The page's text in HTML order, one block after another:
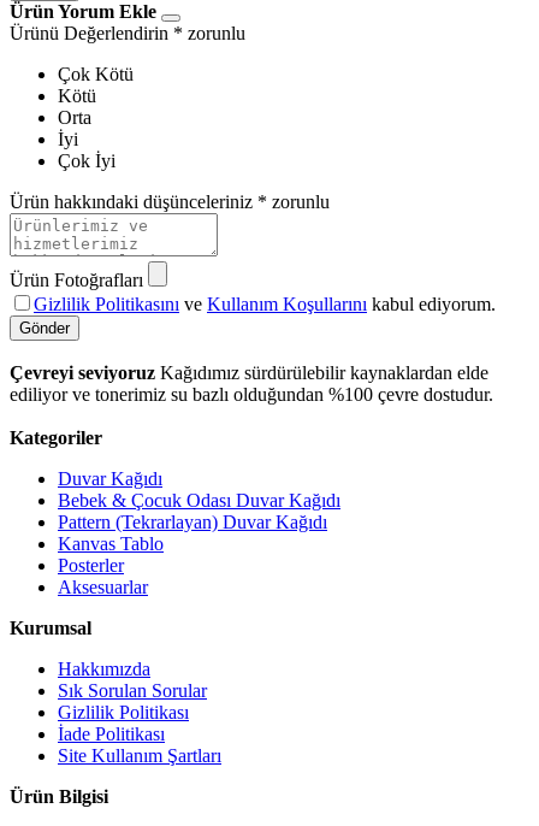
Ürün Yorum Ekle
Ürünü Değerlendirin * zorunlu
Çok Kötü
Kötü
Orta
İyi
Çok İyi
Ürün hakkındaki düşünceleriniz * zorunlu
Ürün Fotoğrafları
Gizlilik Politikasını ve Kullanım Koşullarını kabul ediyorum.
Gönder
Çevreyi seviyoruz Kağıdımız sürdürülebilir kaynaklardan elde
ediliyor ve tonerimiz su bazlı olduğundan %100 çevre dostudur.
Kategoriler
Duvar Kağıdı
Bebek & Çocuk Odası Duvar Kağıdı
Pattern (Tekrarlayan) Duvar Kağıdı
Kanvas Tablo
Posterler
Aksesuarlar
Kurumsal
Hakkımızda
Sık Sorulan Sorular
Gizlilik Politikası
İade Politikası
Site Kullanım Şartları
Ürün Bilgisi